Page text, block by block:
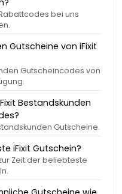
bei uns
Gutscheine von iFixit
Gutscheincodes von
Bestandskunden
Gutscheine.
iFixit Gutschein?
Zeit der beliebteste